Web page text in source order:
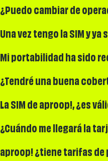
¿Puedo cambiar de
Una vez tengo la SIM y
Mi portabilidad ha sido
¿Tendré una buena
La SIM de aproop!, ¿es
¿Cuándo me llegará la
aproop! ¿tiene tarifas de